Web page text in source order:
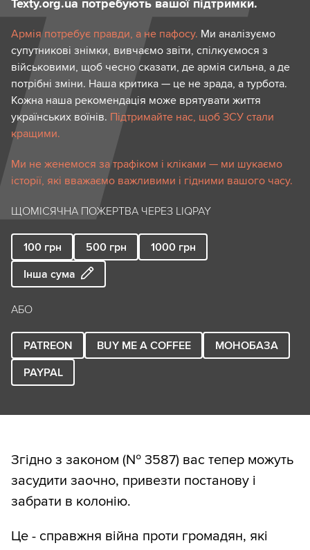
Texty.org.ua потребують вашої підтримки.
Армія потребує правди, а не пафосу. Ми аналізуємо
супутникові знімки, вивчаємо звіти, спілкуємося з
військовими, щоб чесно сказати, де армія сильна, а де
потрібні зміни. Наша критика — це не зрада, а турбота.
Кожна наша рекомендація може врятувати життя
українських воїнів. Підтримайте нас, щоб ЗСУ стали
кращими.
Ми не женемося за трафіком і кліками — ми шукаємо
історії, які вважаємо важливими і гідними вашого часу.
ЩОМІСЯЧНА ПОЖЕРТВА ЧЕРЕЗ LIQPAY
100 грн 500 грн 1000 грн
Інша сума
АБО
PATREON BUY ME A COFFEE
МОНОБАЗА
PAYPAL
Згідно з законом (№ 3587) вас тепер можуть
засудити заочно, привезти постанову і
забрати в колонію.
Це - справжня війна проти громадян, які